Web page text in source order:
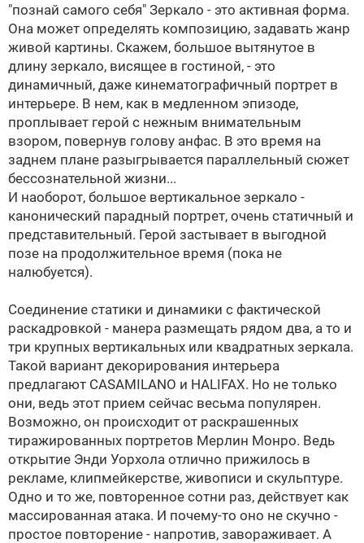
"познай самого себя" Зеркало - это активная форма.
Она может определять композицию, задавать жанр
живой картины. Скажем, большое вытянутое в
длину зеркало, висящее в гостиной, - это
динамичный, даже кинематографичный портрет в
интерьере. В нем, как в медленном эпизоде,
проплывает герой с нежным внимательным
взором, повернув голову анфас. В это время на
заднем плане разыгрывается параллельный сюжет
бессознательной жизни...
И наоборот, большое вертикальное зеркало -
канонический парадный портрет, очень статичный и
представительный. Герой застывает в выгодной
позе на продолжительное время (пока не
налюбуется).
Соединение статики и динамики с фактической
раскадровкой - манера размещать рядом два, а то и
три крупных вертикальных или квадратных зеркала.
Такой вариант декорирования интерьера
предлагают CASAMILANO и HALIFAX. Но не только
они, ведь этот прием сейчас весьма популярен.
Возможно, он происходит от раскрашенных
тиражированных портретов Мерлин Монро. Ведь
открытие Энди Уорхола отлично прижилось в
рекламе, клипмейкерстве, живописи и скульптуре.
Одно и то же, повторенное сотни раз, действует как
массированная атака. И почему-то оно не скучно -
простое повторение - напротив, завораживает. А